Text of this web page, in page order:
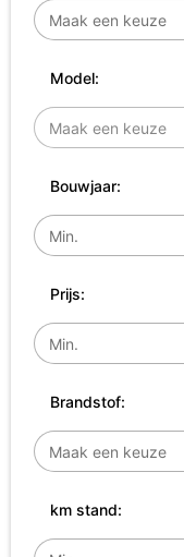
Model:
Bouwjaar:
Prijs:
Brandstof:
km stand: